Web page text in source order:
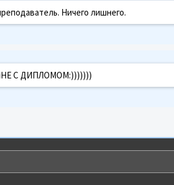
Ничего лишнего.
С ДИПЛОМОМ:)))))))